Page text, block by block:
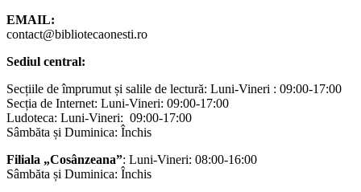
EMAIL:
contact@bibliotecaonesti.ro
Sediul central:
Secțiile de împrumut și salile de lectură: Luni-Vineri : 09:00-17:00
Secția de Internet: Luni-Vineri: 09:00-17:00
Ludoteca: Luni-Vineri: 09:00-17:00
Sâmbăta și Duminica: Închis
Filiala „Cosânzeana”: Luni-Vineri: 08:00-16:00
Sâmbăta și Duminica: Închis